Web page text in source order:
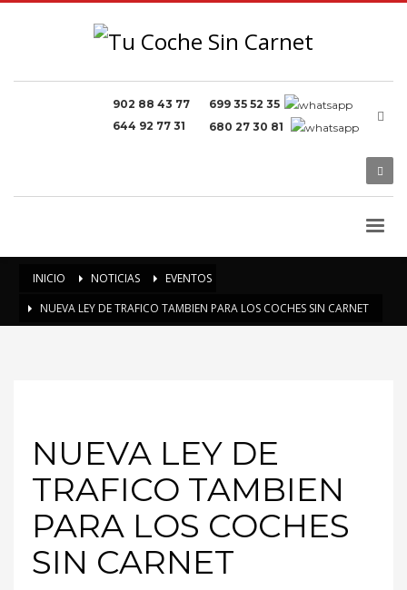
902 88 43 77
644 92 77 31
699 35 52 35
680 27 30 81
INICIO NOTICIAS
EVENTOS
NUEVA LEY DE TRAFICO TAMBIEN PARA LOS COCHES SIN CARNET
NUEVA LEY DE
TRAFICO TAMBIEN
PARA LOS COCHES
SIN CARNET